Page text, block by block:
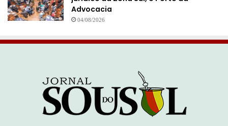
Advocacia
04/08/2026